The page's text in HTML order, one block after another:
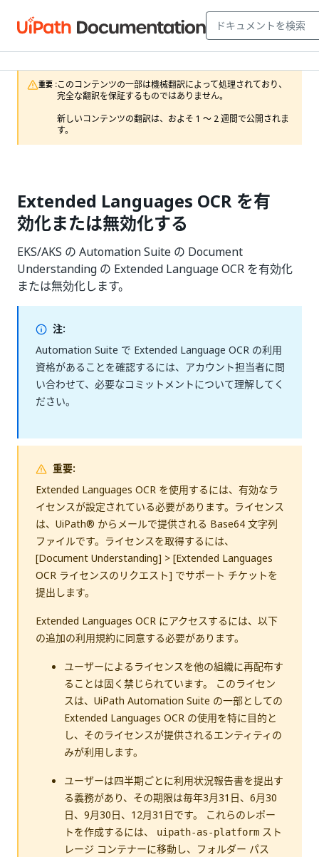
重要 :このコンテンツの一部は機械翻訳によって処理されており、
完全な翻訳を保証するものではありません。
新しいコンテンツの翻訳は、およそ 1 ～ 2 週間で公開されま
す。
Extended Languages OCR を有
効化または無効化する
EKS/AKS の Automation Suite の Document
Understanding の Extended Language OCR を有効化
または無効化します。
注:
Automation Suite で Extended Language OCR の利用
資格があることを確認するには、アカウント担当者に問
い合わせて、必要なコミットメントについて理解してく
ださい。
重要:
Extended Languages OCR を使用するには、有効なラ
イセンスが設定されている必要があります。ライセンス
は、UiPath® からメールで提供される Base64 文字列
ファイルです。ライセンスを取得するには、
[Document Understanding] > [Extended Languages
OCR ライセンスのリクエスト] でサポート チケットを
提出します。
Extended Languages OCR にアクセスするには、以下
の追加の利用規約に同意する必要があります。
ユーザーによるライセンスを他の組織に再配布す
ることは固く禁じられています。 このライセン
スは、UiPath Automation Suite の一部としての
Extended Languages OCR の使用を特に目的と
し、そのライセンスが提供されるエンティティの
みが利用します。
ユーザーは四半期ごとに利用状況報告書を提出す
る義務があり、その期限は毎年3月31日、6月30
日、9月30日、12月31日です。 これらのレポー
トを作成するには、
uipath-as-platform スト
レージ コンテナーに移動し、フォルダー パス